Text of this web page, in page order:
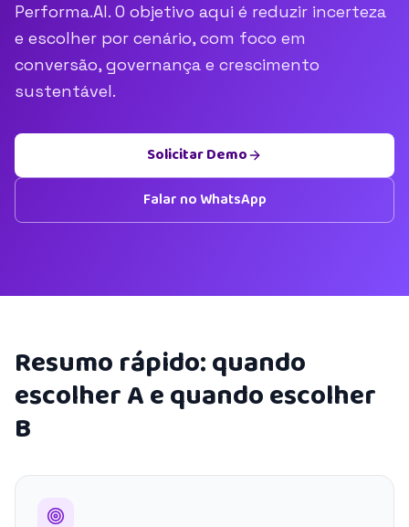
Performa.AI. O objetivo aqui é reduzir incerteza
e escolher por cenário, com foco em
conversão, governança e crescimento
sustentável.
Solicitar Demo
Falar no WhatsApp
Resumo rápido: quando
escolher A e quando escolher
B